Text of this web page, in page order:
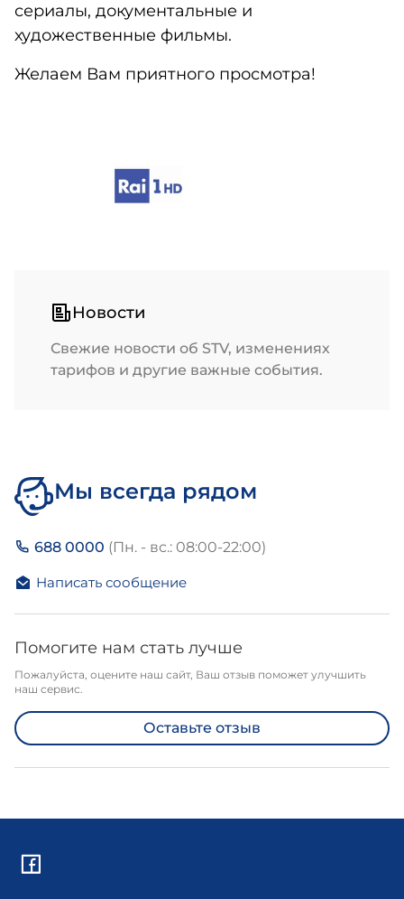
сериалы, документальные и
художественные фильмы.
Желаем Вам приятного просмотра!
Новости
Свежие новости об STV, изменениях
тарифов и другие важные события.
Мы всегда рядом
688 0000 (Пн. - вс.: 08:00-22:00)
Написать сообщение
Помогите нам стать лучше
Пожалуйста, оцените наш сайт, Ваш отзыв поможет улучшить
наш сервис.
Оставьте отзыв